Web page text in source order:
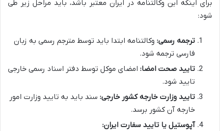
برای اینکه این وکالتنامه در ایران معتبر باشد، باید مراحل زیر طی
شود:
ترجمه رسمی: وکالتنامه ابتدا باید توسط مترجم رسمی به زبان
فارسی ترجمه شود.
تایید صحت امضا: امضای موکل توسط دفتر اسناد رسمی خارجی
تایید شود.
تایید وزارت خارجه کشور خارجی: سند باید به تایید وزارت امور
خارجه آن کشور برسد.
آپوستیل یا تایید سفارت ایران: